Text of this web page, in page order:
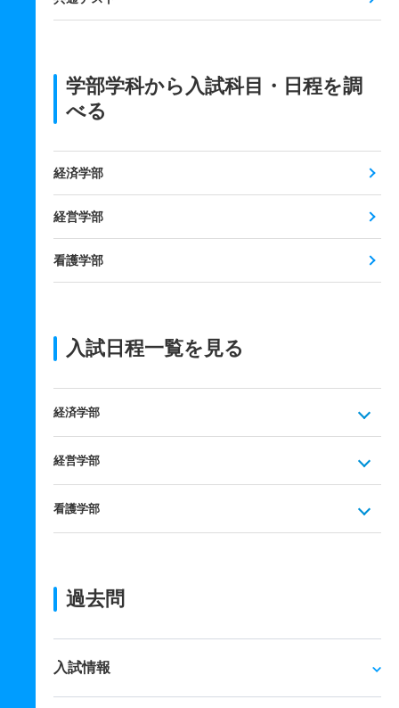
学部学科から入試科目・日程を調
べる
経済学部
経営学部
看護学部
入試日程一覧を見る
経済学部
経営学部
看護学部
過去問
入試情報